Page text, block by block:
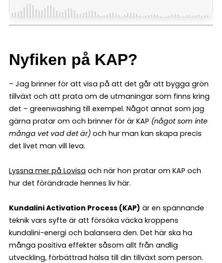
Nyfiken på KAP?
– Jag brinner för att visa på att det går att bygga grön
tillväxt och att prata om de utmaningar som finns kring
det – greenwashing till exempel. Något annat som jag
gärna pratar om och brinner för är KAP (något som inte
många vet vad det är) och hur man kan skapa precis
det livet man vill leva.
Lyssna mer på Lovisa och när hon pratar om KAP och
hur det förändrade hennes liv här.
Kundalini Activation Process (KAP) är en spännande
teknik vars syfte är att försöka väcka kroppens
kundalini-energi och balansera den. Det här ska ha
många positiva effekter såsom allt från andlig
utveckling, förbättrad hälsa till din tillväxt som person.